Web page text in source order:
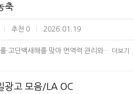
축
추천 0 2026.01.19
·고단백새해를 맞아 면역력 관리와… 더보기
광고 모음/LA OC